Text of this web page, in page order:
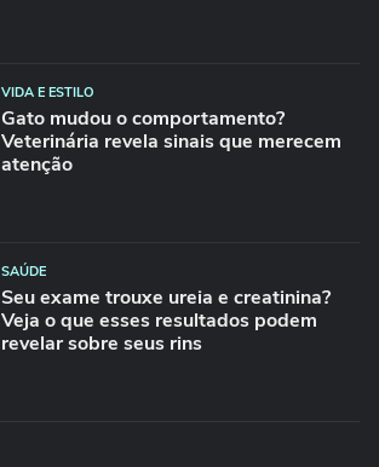
VIDA E ESTILO
Gato mudou o comportamento?
Veterinária revela sinais que merecem
atenção
SAÚDE
Seu exame trouxe ureia e creatinina?
Veja o que esses resultados podem
revelar sobre seus rins